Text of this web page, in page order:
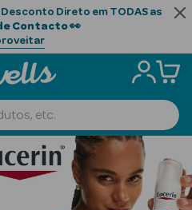
Direto em TODAS as
Contacto👀